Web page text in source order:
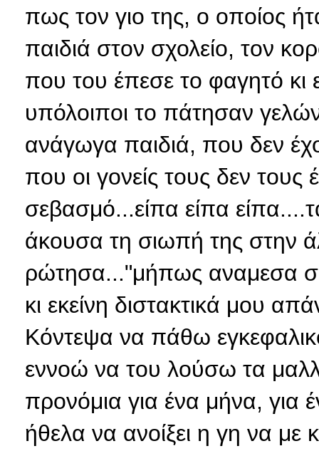
πως τον γιο της, ο οποίος
παιδιά στον σχολείο, τον
που του έπεσε το φαγητό κι
υπόλοιποι το πάτησαν
ανάγωγα παιδιά, που δεν
που οι γονείς τους δεν τους
σεβασμό...είπα είπα
άκουσα τη σιωπή της στην
ρώτησα..."μήπως αναμεσα
κι εκείνη διστακτικά μου
Κόντεψα να πάθω
εννοώ να του λούσω τα
προνόμια για ένα μήνα, για
ήθελα να ανοίξει η γη να με